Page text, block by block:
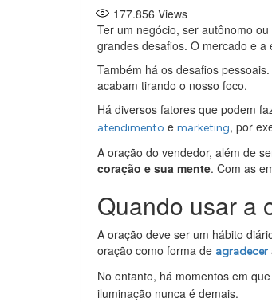
177.856 Views
Ter um negócio, ser autônomo
grandes desafios. O mercado e
Também há os desafios
acabam tirando o nosso foco.
Há diversos fatores que podem
atendimento e marketing, por
A oração do vendedor, além de
coração e sua mente. Com as
Quando usar a
A oração deve ser um hábito
oração como forma de agradecer
No entanto, há momentos em
iluminação nunca é demais.